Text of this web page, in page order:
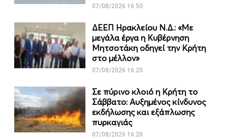
07/08/2026 16:50
ΔΕΕΠ Ηρακλείου Ν.Δ.: «Με
μεγάλα έργα η Κυβέρνηση
Μητσοτάκη οδηγεί την Κρήτη
στο μέλλον»
07/08/2026 16:20
Σε πύρινο κλοιό η Κρήτη το
Σάββατο: Αυξημένος κίνδυνος
εκδήλωσης και εξάπλωσης
πυρκαγιάς
07/08/2026 16:20